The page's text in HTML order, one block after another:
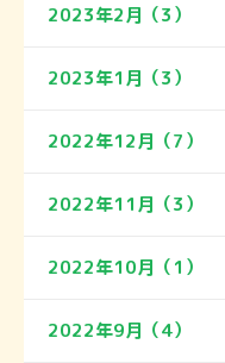
2023年2月（3）
2023年1月（3）
2022年12月（7）
2022年11月（3）
2022年10月（1）
2022年9月（4）